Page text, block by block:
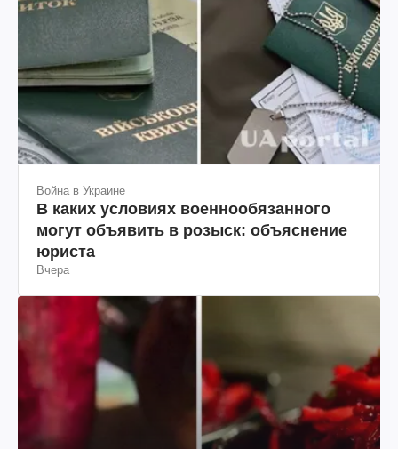
Война в Украине
В каких условиях военнообязанного
могут объявить в розыск: объяснение
юриста
Вчера